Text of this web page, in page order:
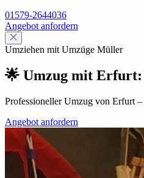
01579-2644036
Angebot anfordern
Umziehen mit Umzüge Müller
🌟 Umzug mit Erfurt:
Professioneller Umzug von Erfurt
Angebot anfordern